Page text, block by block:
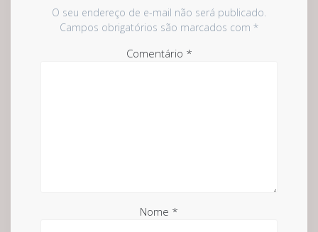
O seu endereço de e-mail não será publicado.
Campos obrigatórios são marcados com *
Comentário *
Nome *